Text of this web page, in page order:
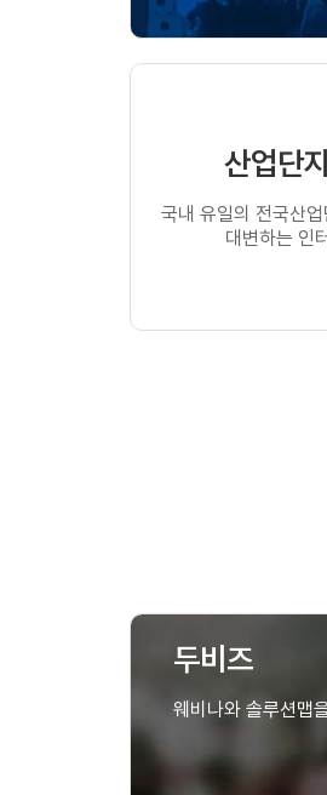
산업단
국내 유일의 전국산
대변하는 인
두비즈
웨비나와 솔루션맵